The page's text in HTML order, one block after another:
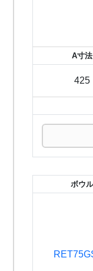
A寸法
425
ボウル